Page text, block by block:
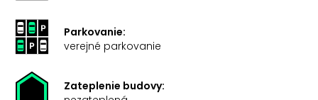
Parkovanie:
verejné parkovanie
Zateplenie budovy: